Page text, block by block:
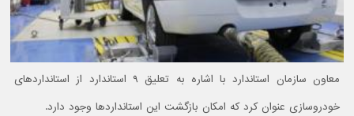
معاون سازمان استاندارد با اشاره به تعلیق ۹ استاندارد از استانداردهای
خودروسازی عنوان کرد که امکان بازگشت این استانداردها وجود دارد.